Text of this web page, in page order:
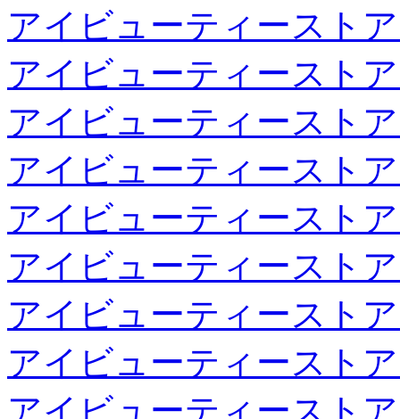
アイビューティースト
アイビューティースト
アイビューティースト
アイビューティースト
アイビューティースト
アイビューティースト
アイビューティースト
アイビューティースト
アイビューティースト